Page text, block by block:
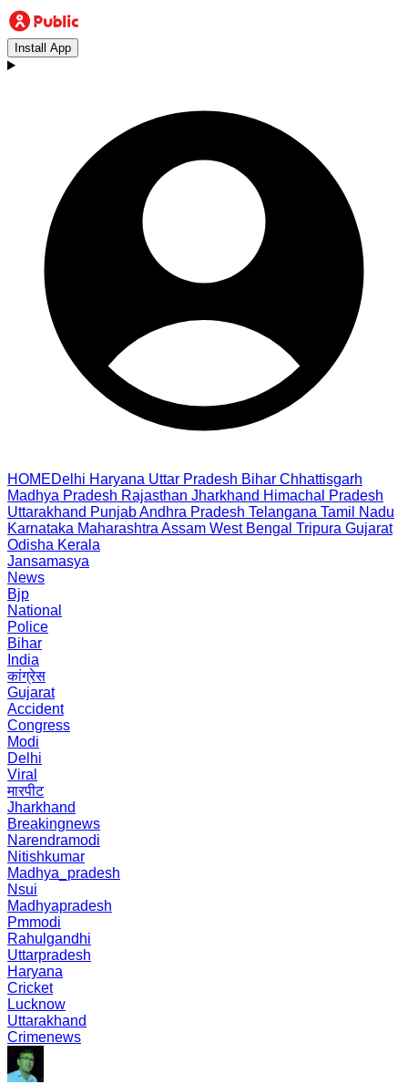
Install App
HOMEDelhi Haryana Uttar Pradesh Bihar Chhattisgarh
Madhya Pradesh Rajasthan Jharkhand Himachal Pradesh
Uttarakhand PunjabAndhra Pradesh Telangana Tamil Nadu
Karnataka Maharashtra Assam West Bengal Tripura Gujarat
Odisha Kerala
Jansamasya
News
Bjp
National
Police
Bihar
India
कांग्रेस
Gujarat
Accident
Congress
Modi
Delhi
Viral
मारपीट
Jharkhand
Breakingnews
Narendramodi
Nitishkumar
Madhya_pradesh
Nsui
Madhyapradesh
Pmmodi
Rahulgandhi
Uttarpradesh
Haryana
Cricket
Lucknow
Uttarakhand
Crimenews